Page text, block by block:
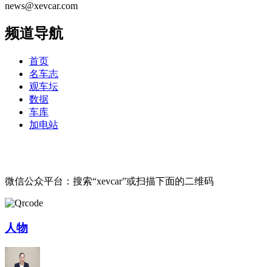
news@xevcar.com
频道导航
首页
名车志
观车坛
数据
车库
加电站
微信公众平台：搜索“xevcar”或扫描下面的二维码
人物